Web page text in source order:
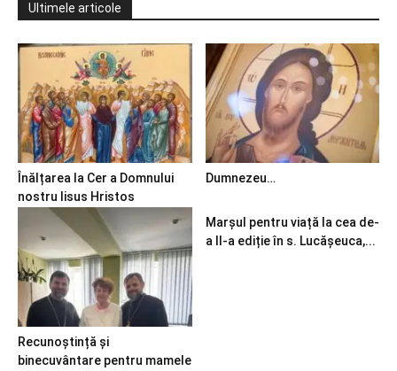
Ultimele articole
Înălțarea la Cer a Domnului
nostru Iisus Hristos
Dumnezeu…
Recunoștință și
binecuvântare pentru mamele
Marșul pentru viață la cea de-
a II-a ediție în s. Lucășeuca,...